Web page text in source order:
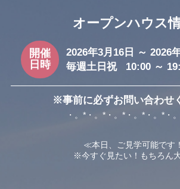
オープンハウス
開催
日時
2026年3月16日 ～ 2026
毎週土日祝 10:00 ～
※事前に必ずお問い合わせ
・。*・。*・。*・。*・。*・。
≪本日、ご見学可能です
※今すぐ見たい！もちろん